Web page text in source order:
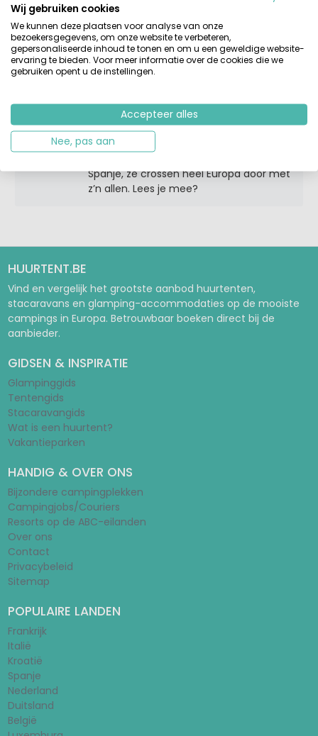
kinderen vormen ze een groot en
gezellig samengesteld gezin. Dat menig
zomer - in twee auto’s en diverse
samenstellingen - op pad gaat om
Europa verder te verkennen.
Van vakantiehuizen in Denemarken en
de Franse Alpen, vakantieparken in Italië
Spanje, ze crossen heel Europa door met
z’n allen. Lees je mee?
HUURTENT.BE
Vind en vergelijk het grootste aanbod huurtenten,
stacaravans en glamping-accommodaties op de mooiste
campings in Europa. Betrouwbaar boeken direct bij de
aanbieder.
GIDSEN & INSPIRATIE
Glampinggids
Tentengids
Stacaravangids
Wat is een huurtent?
Vakantieparken
HANDIG & OVER ONS
Bijzondere campingplekken
Campingjobs/Couriers
Resorts op de ABC-eilanden
Over ons
Contact
Privacybeleid
Sitemap
POPULAIRE LANDEN
Frankrijk
Italië
Kroatië
Spanje
Nederland
Duitsland
België
Wij gebruiken cookies
We kunnen deze plaatsen voor analyse van onze
bezoekersgegevens, om onze website te verbeteren,
gepersonaliseerde inhoud te tonen en om u een geweldige website-
ervaring te bieden. Voor meer informatie over de cookies die we
gebruiken opent u de instellingen.
Accepteer alles
Nee, pas aan